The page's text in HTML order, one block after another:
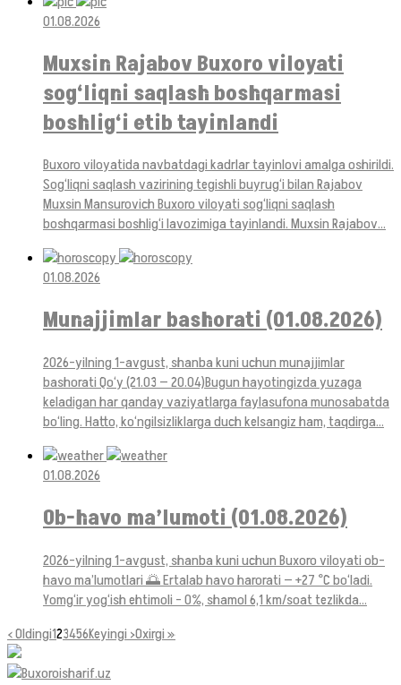
01.08.2026
Muxsin Rajabov Buxoro viloyati
sog‘liqni saqlash boshqarmasi
boshlig‘i etib tayinlandi
Buxoro viloyatida navbatdagi kadrlar tayinlovi amalga oshirildi.
Sog‘liqni saqlash vazirining tegishli buyrug‘i bilan Rajabov
Muxsin Mansurovich Buxoro viloyati sog‘liqni saqlash
boshqarmasi boshlig‘i lavozimiga tayinlandi. Muxsin Rajabov...
01.08.2026
Munajjimlar bashorati (01.08.2026)
2026-yilning 1-avgust, shanba kuni uchun munajjimlar
bashorati Qo‘y (21.03 — 20.04)Bugun hayotingizda yuzaga
keladigan har qanday vaziyatlarga faylasufona munosabatda
bo‘ling. Hatto, ko‘ngilsizliklarga duch kelsangiz ham, taqdirga...
01.08.2026
Ob-havo ma’lumoti (01.08.2026)
2026-yilning 1-avgust, shanba kuni uchun Buxoro viloyati ob-
havo ma’lumotlari 🌅 Ertalab havo harorati — +27 °C bo‘ladi.
Yomg‘ir yog‘ish ehtimoli – 0%, shamol 6,1 km/soat tezlikda...
‹ Oldingi123456Keyingi ›Oxirgi »